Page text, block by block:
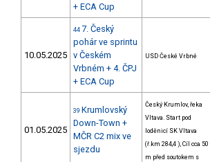
+ ECA Cup
10.05.2025
44 7. Český
pohár ve sprintu
v Českém
Vrbném + 4. ČPJ
+ ECA Cup
USD České Vrbné
01.05.2025
39 Krumlovský
Down-Town +
MČR C2 mix ve
sjezdu
Český Krumlov, řeka
Vltava. Start pod
loděnicí SK Vltava
(ř.km 284,4 ), Cíl cca 50
m před soutokem s